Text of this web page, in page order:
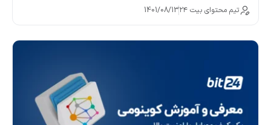
تیم محتوای بیت ۲۴ 1401/08/13